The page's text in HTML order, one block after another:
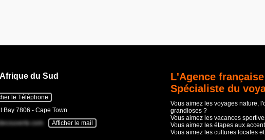
du Sud
le Téléphone
Bay 7806 - Cape Town
Afficher le mail
L'Agence
Spécialiste du
Vous aimez les voyages nature,
grandioses ?
Vous aimez les vacances
Vous aimez les étapes aux
Vous aimez les cultures locales